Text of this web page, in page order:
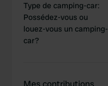
Type de camping-car:
Possédez-vous ou
louez-vous un camping-
car?